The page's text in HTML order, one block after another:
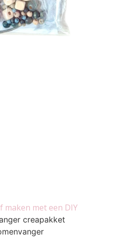
maken met een DIY
creapakket